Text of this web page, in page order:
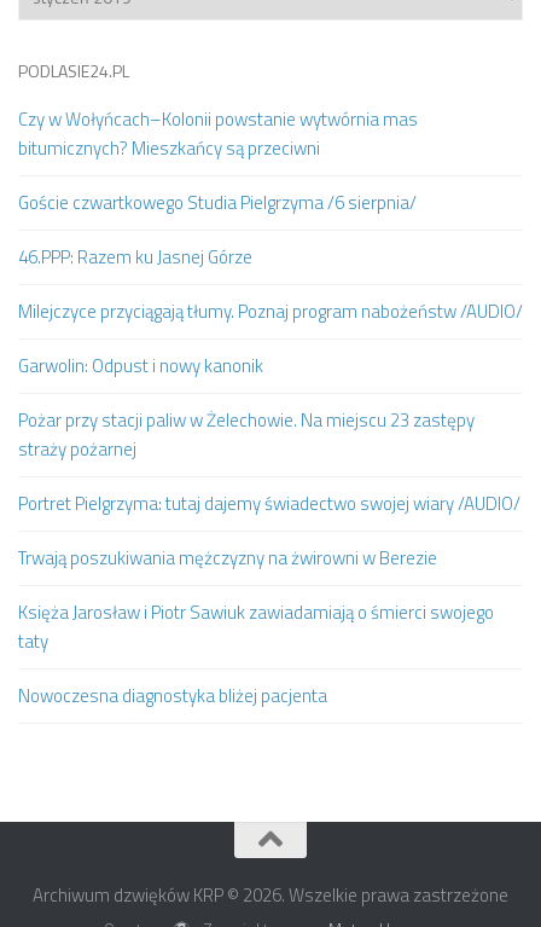
PODLASIE24.PL
Czy w Wołyńcach–Kolonii powstanie wytwórnia mas
bitumicznych? Mieszkańcy są przeciwni
Goście czwartkowego Studia Pielgrzyma /6 sierpnia/
46.PPP: Razem ku Jasnej Górze
Milejczyce przyciągają tłumy. Poznaj program nabożeństw /AUDIO/
Garwolin: Odpust i nowy kanonik
Pożar przy stacji paliw w Żelechowie. Na miejscu 23 zastępy
straży pożarnej
Portret Pielgrzyma: tutaj dajemy świadectwo swojej wiary /AUDIO/
Trwają poszukiwania mężczyzny na żwirowni w Berezie
Księża Jarosław i Piotr Sawiuk zawiadamiają o śmierci swojego
taty
Nowoczesna diagnostyka bliżej pacjenta
Archiwum dzwięków KRP © 2026. Wszelkie prawa zastrzeżone